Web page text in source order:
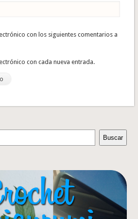
con los siguientes comentarios a
con cada nueva entrada.
Buscar